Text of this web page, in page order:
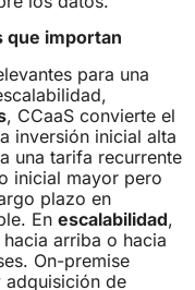
que importan
para una
, CCaaS convierte el
inversión inicial alta
una tarifa recurrente
inicial mayor pero
plazo en
En escalabilidad,
arriba o hacia
On-premise
adquisición de